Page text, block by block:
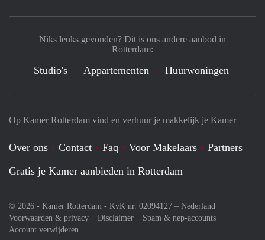
Op Kamer Rotterdam vind en verhuur je makkelijk je Kamer
Over ons Contact Faq Voor Makelaars
Partners
Gratis je Kamer aanbieden in Rotterdam
© 2026 - Kamer Rotterdam - KvK nr. 02094127 – Nederland
Voorwaarden & privacy
Disclaimer
Spam & nep-accounts
Account verwijderen
Niks leuks gevonden? Dit is ons andere aanbod in
Rotterdam:
Studio's Appartementen Huurwoningen